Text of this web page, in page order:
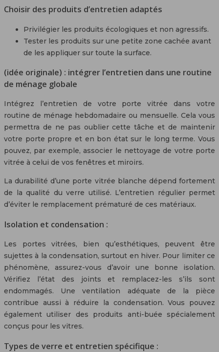
Choisir des produits d’entretien adaptés
Privilégier les produits écologiques et non agressifs.
Tester les produits sur une petite zone cachée avant
de les appliquer sur toute la surface.
(idée originale) : intégrer l’entretien dans une routine
de ménage globale
Intégrez l’entretien de votre porte vitrée dans votre
routine de ménage hebdomadaire ou mensuelle. Cela vous
permettra de ne pas oublier cette tâche et de maintenir
votre porte propre et en bon état sur le long terme. Vous
pouvez, par exemple, associer le nettoyage de votre porte
vitrée à celui de vos fenêtres et miroirs.
La durabilité d’une porte vitrée blanche dépend fortement
de la qualité du verre utilisé. L’entretien régulier permet
d’éviter le remplacement prématuré de ces matériaux.
Isolation et condensation :
Les portes vitrées, bien qu’esthétiques, peuvent être
sujettes à la condensation, surtout en hiver. Pour limiter ce
phénomène, assurez-vous d’avoir une bonne isolation.
Vérifiez l’état des joints et remplacez-les s’ils sont
endommagés. Une ventilation adéquate de la pièce
contribue aussi à réduire la condensation. Vous pouvez
également utiliser des produits anti-buée spécialement
conçus pour les vitres.
Types de verre et entretien spécifique :